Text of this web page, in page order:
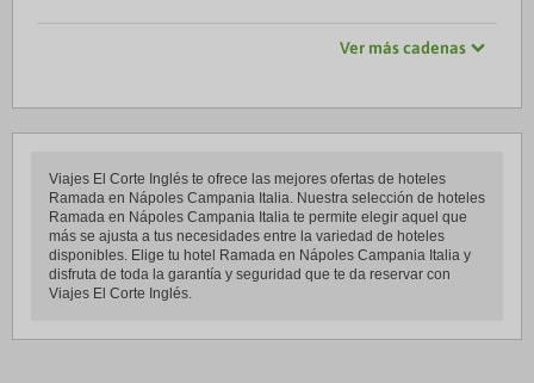
Ver más cadenas
Viajes El Corte Inglés te ofrece las mejores ofertas de hoteles
Ramada en Nápoles Campania Italia. Nuestra selección de hoteles
Ramada en Nápoles Campania Italia te permite elegir aquel que
más se ajusta a tus necesidades entre la variedad de hoteles
disponibles. Elige tu hotel Ramada en Nápoles Campania Italia y
disfruta de toda la garantía y seguridad que te da reservar con
Viajes El Corte Inglés.